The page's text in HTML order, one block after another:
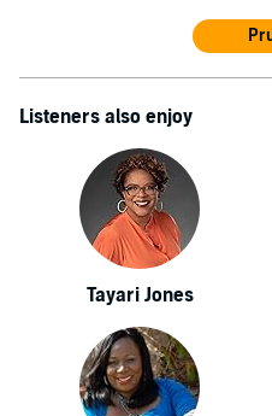
Listeners also enjoy
Tayari Jones